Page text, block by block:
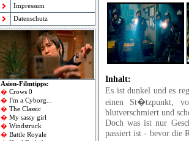
Impressum
Datenschutz
Asien-Filmtipps:
� Crows 0
� I'm a Cyborg
� The Classic
� My sassy girl
� Windstruck
� Battle Royale
Inhalt:
Es ist dunkel und es
einen St�tzpunkt,
blutverschmiert und
Doch was ist nur
passiert ist - bevor die